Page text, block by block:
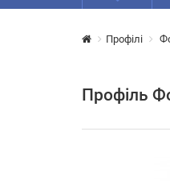
Профілі
Профіль